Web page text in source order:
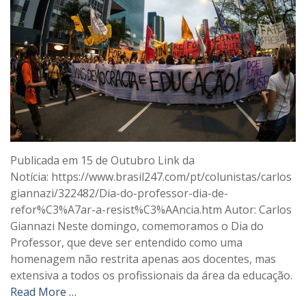
Publicada em 15 de Outubro Link da
Notícia: https://www.brasil247.com/pt/colunistas/carlos
giannazi/322482/Dia-do-professor-dia-de-
refor%C3%A7ar-a-resist%C3%AAncia.htm Autor: Carlos
Giannazi Neste domingo, comemoramos o Dia do
Professor, que deve ser entendido como uma
homenagem não restrita apenas aos docentes, mas
extensiva a todos os profissionais da área da educação.
Read More …